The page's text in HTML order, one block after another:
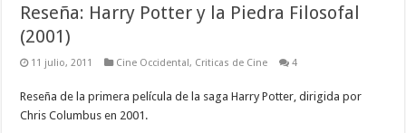
Reseña: Harry Potter y la Piedra Filosofal
(2001)
11 julio, 2011 Cine Occidental, Criticas de Cine 4
Reseña de la primera película de la saga Harry Potter, dirigida por
Chris Columbus en 2001.